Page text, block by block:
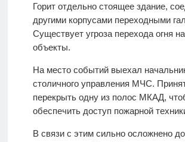
Горит отдельно стоящее здание,
другими корпусами переходными
Существует угроза перехода огня
объекты.
На место событий выехал
столичного управления МЧС.
перекрыть одну из полос МКАД,
обеспечить доступ пожарной
В связи с этим сильно осложнено